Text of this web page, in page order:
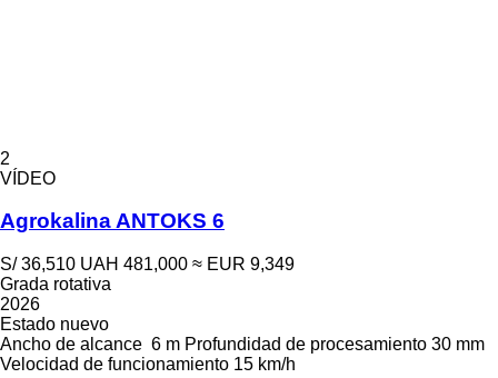
2
VÍDEO
Agrokalina ANTOKS 6
S/ 36,510 UAH 481,000 ≈ EUR 9,349
Grada rotativa
2026
Estado nuevo
Ancho de alcance 6 m Profundidad de procesamiento 30 mm
Velocidad de funcionamiento 15 km/h